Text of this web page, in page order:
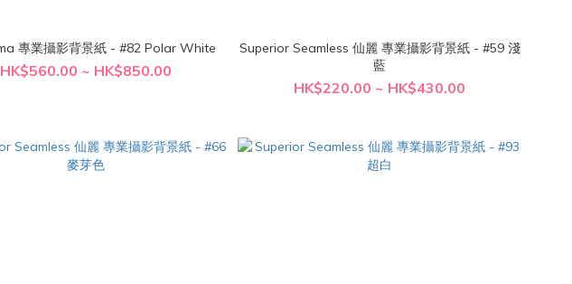
Colorama 專業攝影背景紙 - #82 Polar White
HK$560.00 ~ HK$850.00
Superior Seamless 仙麗 專業攝影背景紙 - #59 淺
藍
HK$220.00 ~ HK$430.00